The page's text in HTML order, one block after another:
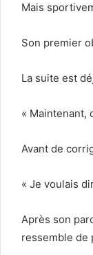
Mais
Son premier
La suite est
« Maintenant,
Avant de
« Je voulais
Après son
ressemble de